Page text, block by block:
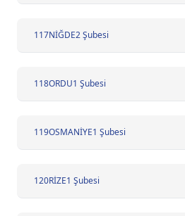
117NİĞDE2 Şubesi
118ORDU1 Şubesi
119OSMANİYE1 Şubesi
120RİZE1 Şubesi